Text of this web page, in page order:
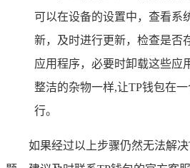
可以在设备的设置中，查看系
新，及时进行更新，检查是否
应用程序，必要时卸载这些应
整洁的杂物一样,让TP钱包在
行。
如果经过以上步骤仍然无法解